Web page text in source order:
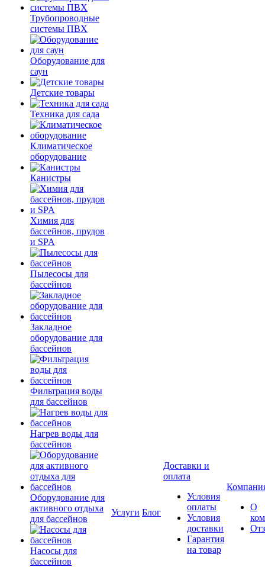
Трубопроводные
системы ПВХ
Оборудование для
саун
Детские товары
Техника для сада
Климатическое
оборудование
Канистры
Химия для
бассейнов, прудов
и SPA
Пылесосы для
бассейнов
Закладное
оборудование для
бассейнов
Фильтрация воды
для бассейнов
Нагрев воды для
бассейнов
Оборудование для
активного отдыха
для бассейнов
Насосы для
бассейнов
Услуги Блог
Доставки и
оплата
Условия
оплаты
Условия
доставки
Гарантия
на товар
О